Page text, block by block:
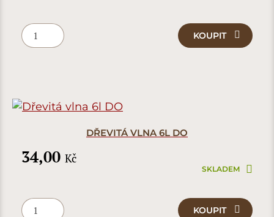
KOUPIT
DŘEVITÁ VLNA 6L DO
34,00 Kč
SKLADEM
KOUPIT